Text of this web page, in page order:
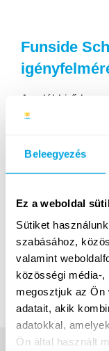
Beleegyezés
Ez a weboldal
Sütiket
szabásához,
valamint
közösségi média-,
megosztjuk az Ön
adatait, akik
adatokkal,
Ön által használt
Funside
Az alábbi űrlapon
őszi félév során,
előzetes
de a
biztosítunk.A
szeptember
dátum, az órák
iskolával való
vannak).